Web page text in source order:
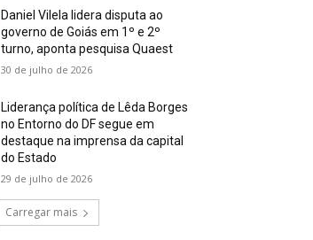
Daniel Vilela lidera disputa ao
governo de Goiás em 1º e 2º
turno, aponta pesquisa Quaest
30 de julho de 2026
Liderança política de Lêda Borges
no Entorno do DF segue em
destaque na imprensa da capital
do Estado
29 de julho de 2026
Carregar mais